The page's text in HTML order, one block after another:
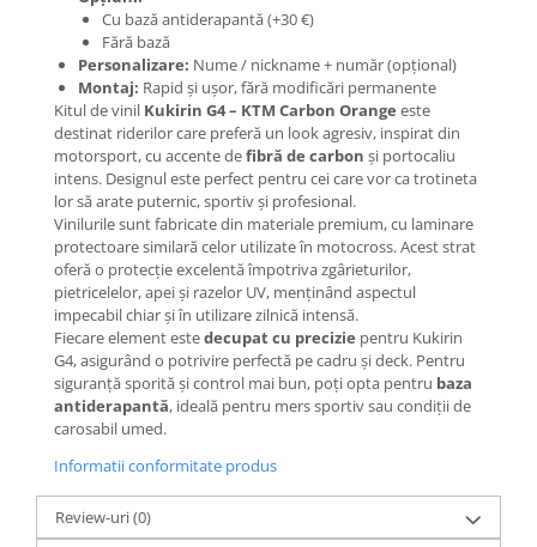
Mecanică
Furci / mânere principale &
secundare
Pliere, pasadores & tije
Crickuri / suporturi parcare
Suspensii & amortizoare
Rulmenți
Transmisii & lanțuri
Claxoane / sonerii (timbres)
Frâne
Discuri de frana
Plăcuțe de frână
Etrieri
Cabluri de frână
Conectori
Cu bază antiderapantă (+30 €)
Fără bază
Personalizare: Nume / nickname + număr (opțional)
Montaj: Rapid și ușor, fără modificări permanente
Kitul de vinil Kukirin G4 – KTM Carbon Orange este
destinat riderilor care preferă un look agresiv, inspirat din
motorsport, cu accente defibră de carbon și portocaliu
intens. Designul este perfect pentru cei care vor ca trotineta
lor să arate puternic, sportiv și profesional.
Vinilurile sunt fabricate din materiale premium, cu laminare
protectoare similară celor utilizate în motocross. Acest strat
oferă o protecție excelentă împotriva zgârieturilor,
pietricelelor, apei și razelor UV, menținând aspectul
impecabil chiar și în utilizare zilnică intensă.
Fiecare element estedecupat cu precizie pentru Kukirin
G4, asigurând o potrivire perfectă pe cadru și deck. Pentru
siguranță sporită și control mai bun, poți opta pentru baza
antiderapantă, ideală pentru mers sportiv sau condiții de
carosabil umed.
Informatii conformitate produs
Review-uri(0)